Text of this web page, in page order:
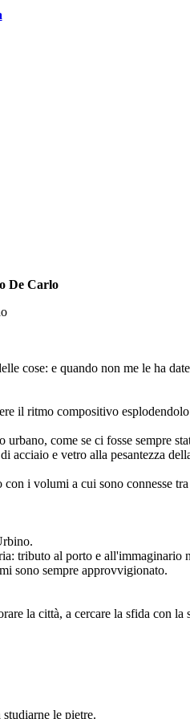
De Carlo
cose: e quando non me le ha
il ritmo compositivo
come se ci fosse sempre
e vetro alla pesantezza
i volumi a cui sono connesse tra
tributo al porto e all'immaginario
sono sempre approvvigionato.
la città, a cercare la sfida con
le pietre.